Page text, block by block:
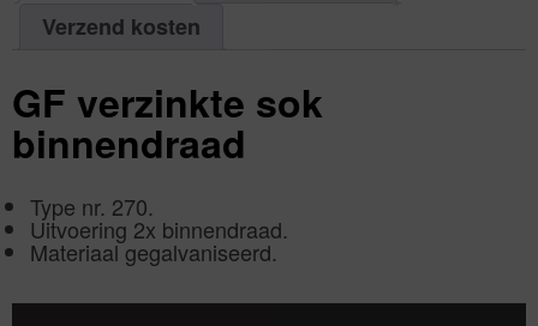
Verzend kosten
GF verzinkte sok
binnendraad
Type nr. 270.
Uitvoering 2x binnendraad.
Materiaal gegalvaniseerd.